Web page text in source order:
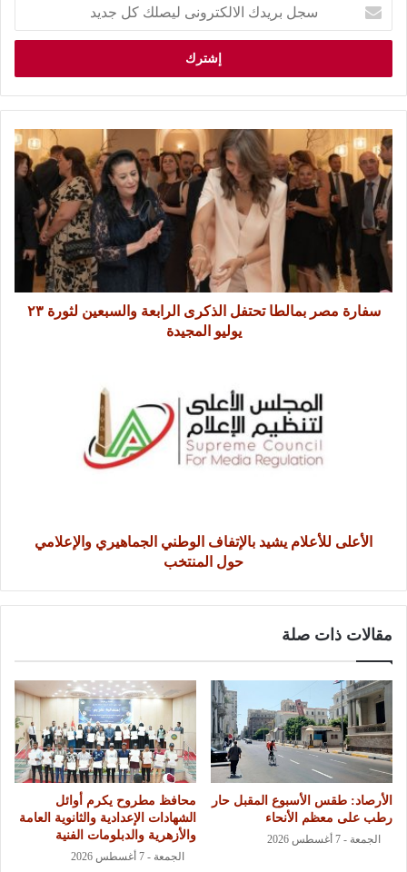
سفارة مصر بمالطا تحتفل الذكرى الرابعة والسبعين لثورة ٢٣
يوليو المجيدة
الأعلى للأعلام يشيد بالإتفاف الوطني الجماهيري والإعلامي
حول المنتخب
مقالات ذات صلة
الأرصاد: طقس الأسبوع المقبل حار
رطب على معظم الأنحاء
الجمعة - 7 أغسطس 2026
محافظ مطروح يكرم أوائل
الشهادات الإعدادية والثانوية العامة
والأزهرية والدبلومات الفنية
الجمعة - 7 أغسطس 2026